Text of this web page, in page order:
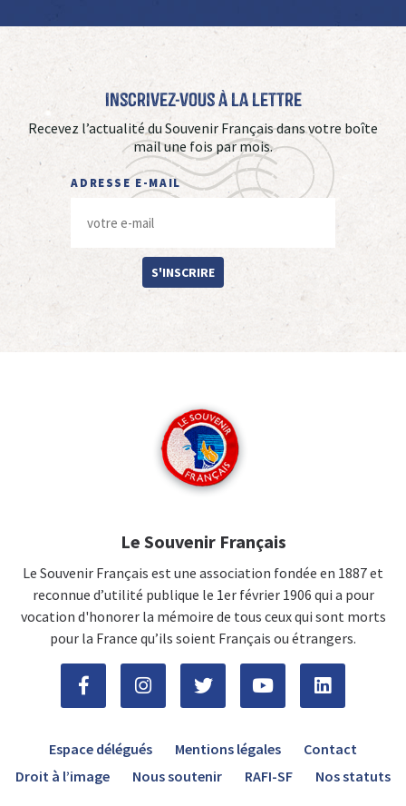
Inscrivez-vous à La Lettre
Recevez l’actualité du Souvenir Français dans votre boîte
mail une fois par mois.
ADRESSE E-MAIL
S'INSCRIRE
Le Souvenir Français
Le Souvenir Français est une association fondée en 1887 et
reconnue d’utilité publique le 1er février 1906 qui a pour
vocation d'honorer la mémoire de tous ceux qui sont morts
pour la France qu’ils soient Français ou étrangers.
Espace délégués Mentions légales
Contact
Droit à l’image
Nous soutenir RAFI-SF Nos statuts